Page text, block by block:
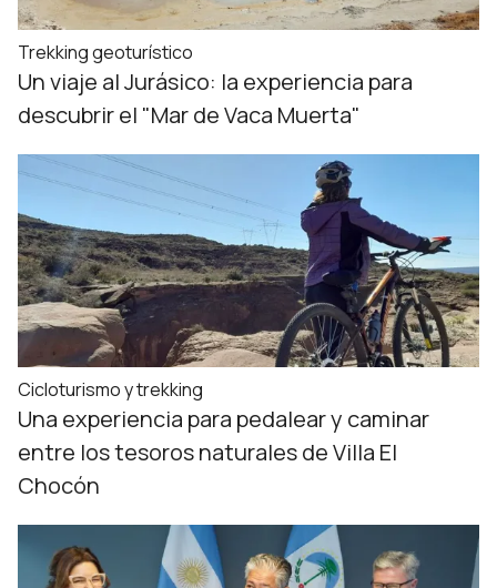
Trekking geoturístico
Un viaje al Jurásico: la experiencia para
descubrir el "Mar de Vaca Muerta"
Cicloturismo y trekking
Una experiencia para pedalear y caminar
entre los tesoros naturales de Villa El
Chocón